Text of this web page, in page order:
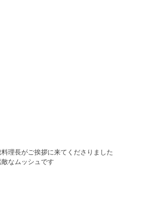
理長がご挨拶に来てくださりました
なムッシュです